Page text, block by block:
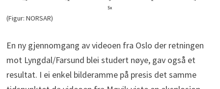
(Figur: NORSAR)
En ny gjennomgang av videoen fra Oslo der retningen
mot Lyngdal/Farsund blei studert nøye, gav også et
resultat. I ei enkel bilderamme på presis det samme